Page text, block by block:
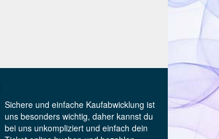
Sichere und einfache Kaufabwicklung ist
uns besonders wichtig, daher kannst du
bei uns unkompliziert und einfach dein